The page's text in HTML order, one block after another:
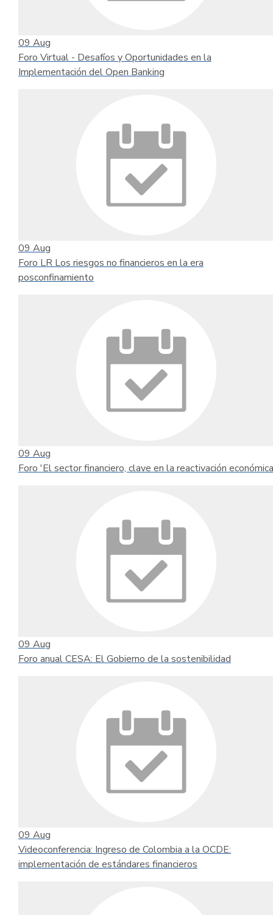
09 Aug
Foro Virtual - Desafíos y Oportunidades en la
Implementación del Open Banking
09 Aug
Foro LR Los riesgos no financieros en la era
posconfinamiento
09 Aug
Foro 'El sector financiero, clave en la reactivación
09 Aug
Foro anual CESA: El Gobierno de la sostenibilidad
09 Aug
Videoconferencia: Ingreso de Colombia a la OCDE:
implementación de estándares financieros